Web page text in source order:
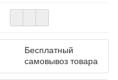
Бесплатный
самовывоз товара